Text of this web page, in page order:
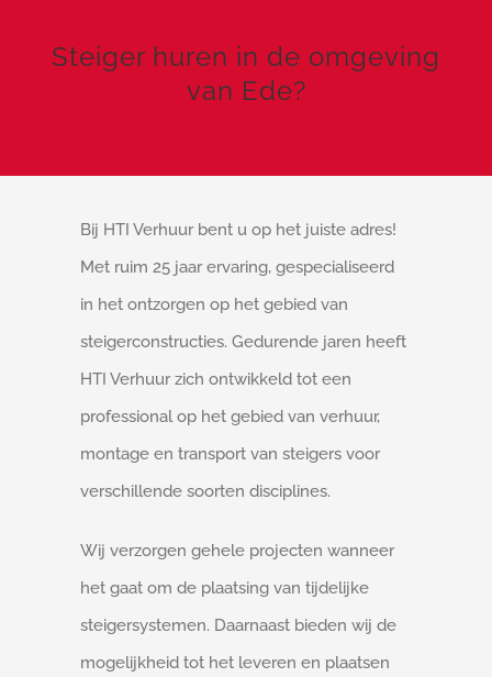
Steiger huren in de omgeving
van Ede?
Bij HTI Verhuur bent u op het juiste adres!
Met ruim 25 jaar ervaring, gespecialiseerd
in het ontzorgen op het gebied van
steigerconstructies. Gedurende jaren heeft
HTI Verhuur zich ontwikkeld tot een
professional op het gebied van verhuur,
montage en transport van steigers voor
verschillende soorten disciplines.
Wij verzorgen gehele projecten wanneer
het gaat om de plaatsing van tijdelijke
steigersystemen. Daarnaast bieden wij de
mogelijkheid tot het leveren en plaatsen